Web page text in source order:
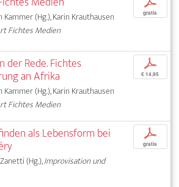
Kammer (Hg.), Karin Krauthausen
Fichtes Medien
gratis
der Rede. Fichtes
an Afrika
Kammer (Hg.), Karin Krauthausen
Fichtes Medien
p
€ 14,95
als Lebensform bei
(Hg.),Improvisation und
p
gratis